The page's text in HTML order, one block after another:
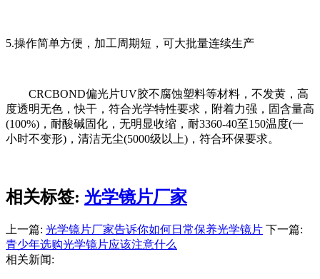
5.操作简单方便，加工周期短，可大批量连续生产
CRCBOND偏光片UV胶不腐蚀塑料等材料，不发黄，高
度透明无色，快干，符合光学特性要求，附着力强，固含量高
(100%)，耐酸碱固化，无明显收缩，耐3360-40至150温度(一
小时不变形)，清洁无尘(5000级以上)，符合环保要求。
相关标签: 光学镜片厂家
上一篇: 光学镜片厂家告诉你如何日常保养光学镜片 下一篇:
青少年选购光学镜片应该注意什么
相关新闻: